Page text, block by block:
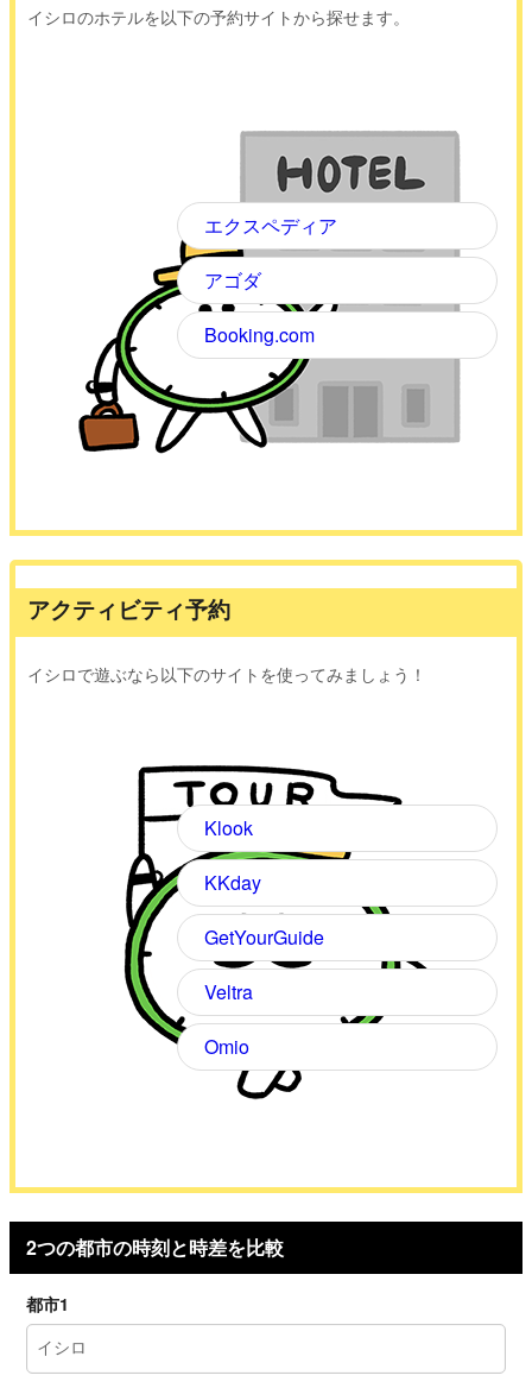
イシロのホテルを以下の予約サイトから探せます。
エクスペディア
アゴダ
Booking.com
アクティビティ予約
イシロで遊ぶなら以下のサイトを使ってみましょう！
Klook
KKday
GetYourGuide
Veltra
Omio
2つの都市の時刻と時差を比較
都市1